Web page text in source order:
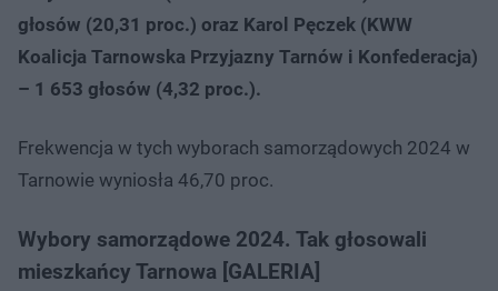
głosów (20,31 proc.) oraz Karol Pęczek (KWW
Koalicja Tarnowska Przyjazny Tarnów i Konfederacja)
– 1 653 głosów (4,32 proc.).
Frekwencja w tych wyborach samorządowych 2024 w
Tarnowie wyniosła 46,70 proc.
Wybory samorządowe 2024. Tak głosowali
mieszkańcy Tarnowa [GALERIA]